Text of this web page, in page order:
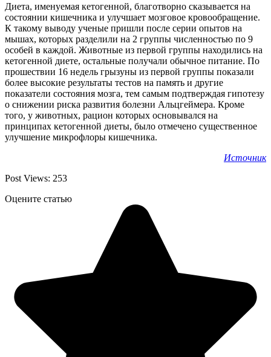
Диета, именуемая кетогенной, благотворно сказывается на
состоянии кишечника и улучшает мозговое кровообращение.
К такому выводу ученые пришли после серии опытов на
мышах, которых разделили на 2 группы численностью по 9
особей в каждой. Животные из первой группы находились на
кетогенной диете, остальные получали обычное питание. По
прошествии 16 недель грызуны из первой группы показали
более высокие результаты тестов на память и другие
показатели состояния мозга, тем самым подтверждая гипотезу
о снижении риска развития болезни Альцгеймера. Кроме
того, у животных, рацион которых основывался на
принципах кетогенной диеты, было отмечено существенное
улучшение микрофлоры кишечника.
Источник
Post Views: 253
Оцените статью